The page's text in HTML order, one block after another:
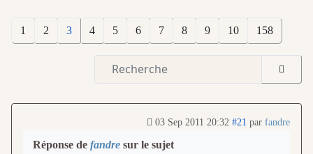
1 2 3 4 5 6 7 8 9 10 158
03 Sep 2011 20:32 #21 par fandre
Réponse de fandre sur le sujet